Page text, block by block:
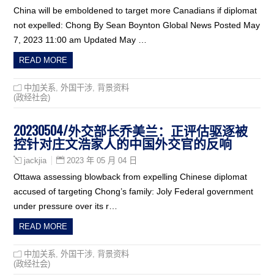
China will be emboldened to target more Canadians if diplomat
not expelled: Chong By Sean Boynton Global News Posted May
7, 2023 11:00 am Updated May …
READ MORE
中加关系 ,外国干涉 背景资料
(政经社会)
20230504/外交部长乔美兰：正评估驱逐被
控针对庄文浩家人的中国外交官的反响
jackjia 2023 年 05 月 04 日
Ottawa assessing blowback from expelling Chinese diplomat
accused of targeting Chong’s family: Joly Federal government
under pressure over its r…
READ MORE
中加关系 ,外国干涉 背景资料
(政经社会)